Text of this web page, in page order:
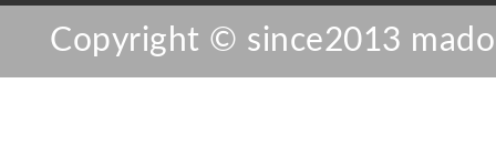
Copyright © since2013